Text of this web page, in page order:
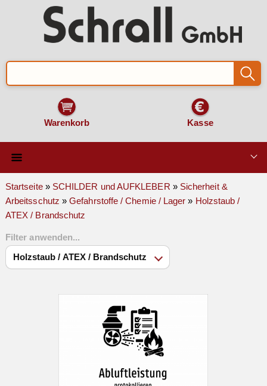
Warenkorb Kasse
Qualität & Technik
SCHILDER und AUFKLEBER
VERKEHRSZEICHEN
Startseite» SCHILDER und AUFKLEBER » Sicherheit &
Arbeitsschutz »Gefahrstoffe / Chemie / Lager » Holzstaub /
ATEX / Brandschutz
Filter anwenden...